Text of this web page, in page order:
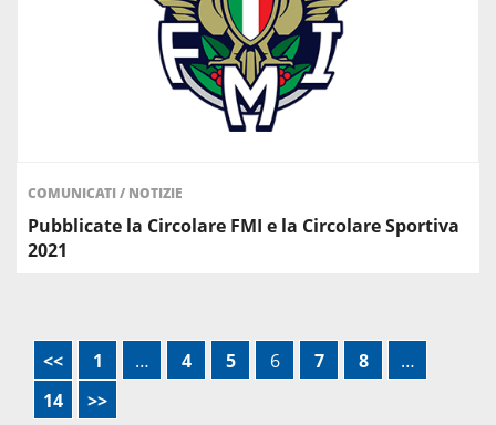
COMUNICATI/ NOTIZIE
Pubblicate la Circolare FMI e la Circolare Sportiva
2021
<< 1 … 4 5 6 7 8
…
14
>>